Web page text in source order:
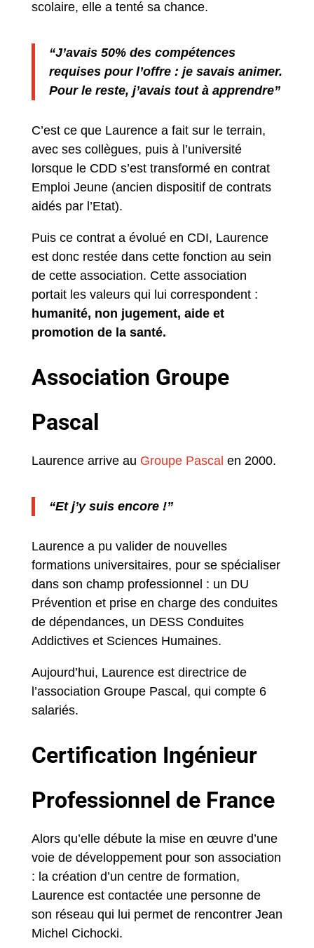
scolaire, elle a tenté sa chance.
“J’avais 50% des compétences
requises pour l’offre : je savais animer.
Pour le reste, j’avais tout à apprendre”
C’est ce que Laurence a fait sur le terrain,
avec ses collègues, puis à l’université
lorsque le CDD s’est transformé en contrat
Emploi Jeune (ancien dispositif de contrats
aidés par l’Etat).
Puis ce contrat a évolué en CDI, Laurence
est donc restée dans cette fonction au sein
de cette association. Cette association
portait les valeurs qui lui correspondent :
humanité, non jugement, aide et
promotion de la santé.
Association Groupe
Pascal
Laurence arrive au Groupe Pascal en 2000.
“Et j’y suis encore !”
Laurence a pu valider de nouvelles
formations universitaires, pour se spécialiser
dans son champ professionnel : un DU
Prévention et prise en charge des conduites
de dépendances, un DESS Conduites
Addictives et Sciences Humaines.
Aujourd’hui, Laurence est directrice de
l’association Groupe Pascal, qui compte 6
salariés.
Certification Ingénieur
Professionnel de France
Alors qu’elle débute la mise en œuvre d’une
voie de développement pour son association
: la création d’un centre de formation,
Laurence est contactée une personne de
son réseau qui lui permet de rencontrer Jean
Michel Cichocki.